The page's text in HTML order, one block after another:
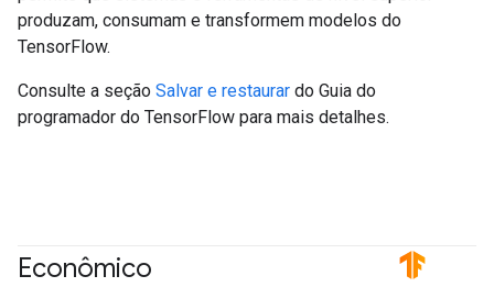
produzam, consumam e transformem modelos do
TensorFlow.
Consulte a seção Salvar e restaurar do Guia do
programador do TensorFlow para mais detalhes.
Econômico #TensorFlow